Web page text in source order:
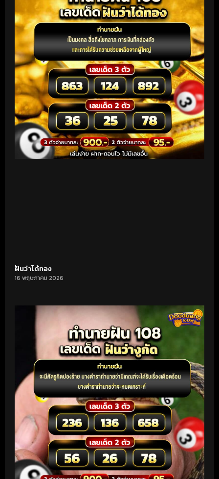
ฝันว่าได้ทอง
16 พฤษภาคม 2026